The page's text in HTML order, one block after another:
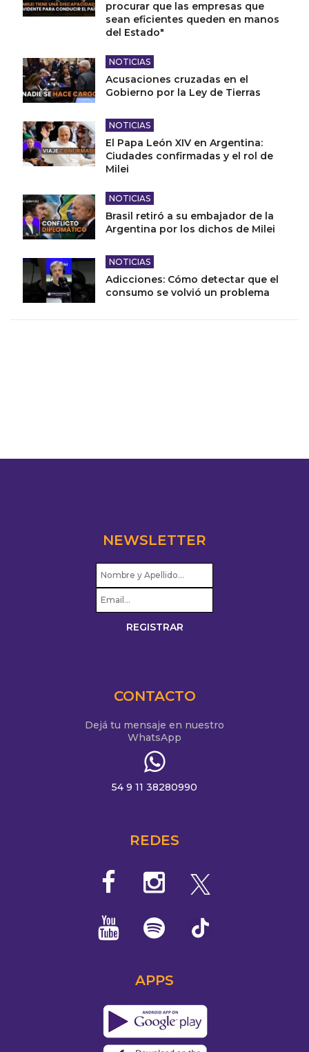
procurar que las empresas que
sean eficientes queden en manos
del Estado"
NOTICIAS
Acusaciones cruzadas en el
Gobierno por la Ley de Tierras
NOTICIAS
El Papa León XIV en Argentina:
Ciudades confirmadas y el rol de
Milei
NOTICIAS
Brasil retiró a su embajador de la
Argentina por los dichos de Milei
NOTICIAS
Adicciones: Cómo detectar que el
consumo se volvió un problema
NEWSLETTER
CONTACTO
Dejá tu mensaje en nuestro
WhatsApp
54 9 11 38280990
REDES
APPS